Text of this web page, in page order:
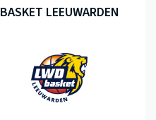
BASKET LEEUWARDEN